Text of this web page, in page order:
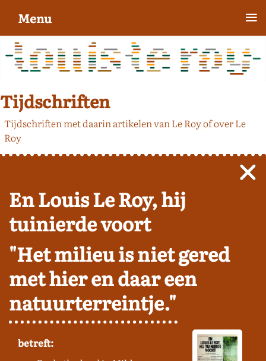
Tijdschriften
Tijdschriften met daarin artikelen van Le Roy of over Le
Roy
En Louis Le Roy, hij
tuinierde voort
"Het milieu is niet gered
met hier en daar een
natuurterreintje."
betreft:
Menu ≡